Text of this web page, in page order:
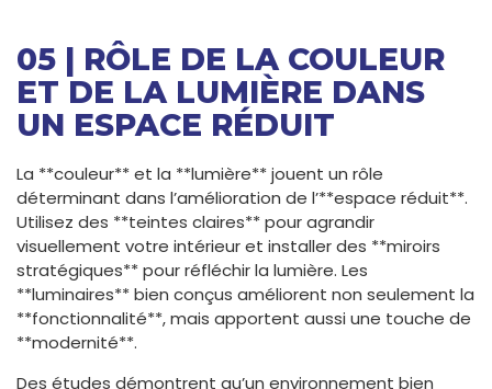
05 | RÔLE DE LA COULEUR
ET DE LA LUMIÈRE DANS
UN ESPACE RÉDUIT
La **couleur** et la **lumière** jouent un rôle
déterminant dans l’amélioration de l’**espace réduit**.
Utilisez des **teintes claires** pour agrandir
visuellement votre intérieur et installer des **miroirs
stratégiques** pour réfléchir la lumière. Les
**luminaires** bien conçus améliorent non seulement la
**fonctionnalité**, mais apportent aussi une touche de
**modernité**.
Des études démontrent qu’un environnement bien